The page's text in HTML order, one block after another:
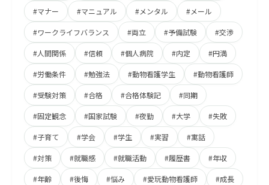
#マナー #マニュアル #メンタル #メール
#ワークライフバランス #両立 #予備試験 #交渉
#人間関係 #信頼 #個人病院 #内定 #円満
#労働条件 #勉強法 #動物看護学生 #動物看護師
#受験対策 #合格 #合格体験記 #同期
#固定観念 #国家試験 #夜勤 #大学 #失敗
#子育て #学会 #学生 #実習 #寓話
#対策 #就職感 #就職活動 #履歴書 #年収
#年齢 #後悔 #悩み #愛玩動物看護師 #成長